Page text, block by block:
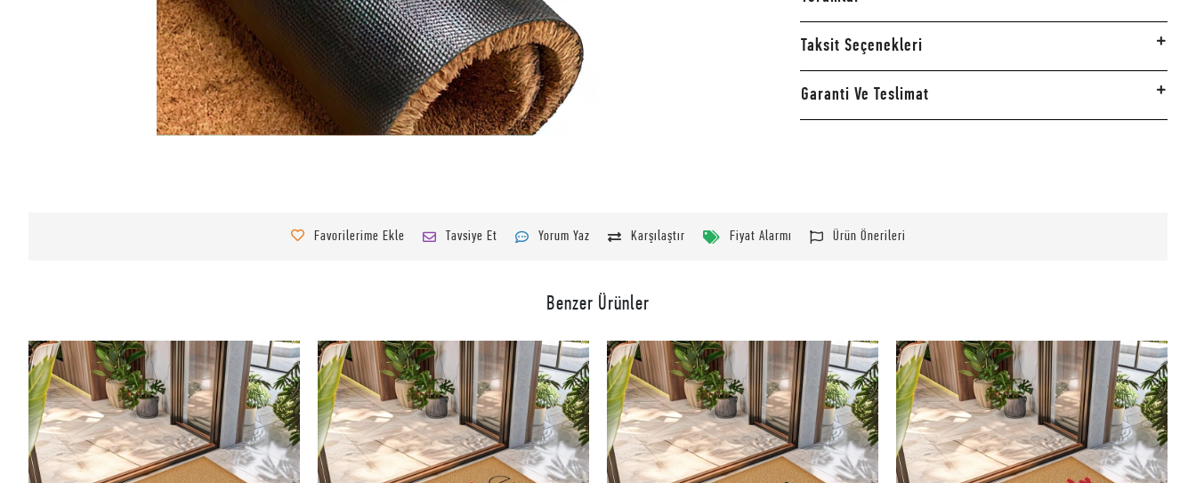
Taksit Seçenekleri
Garanti Ve Teslimat
Favorilerime Ekle Tavsiye Et Yorum Yaz Karşılaştır Fiyat Alarmı Ürün Önerileri
Benzer Ürünler